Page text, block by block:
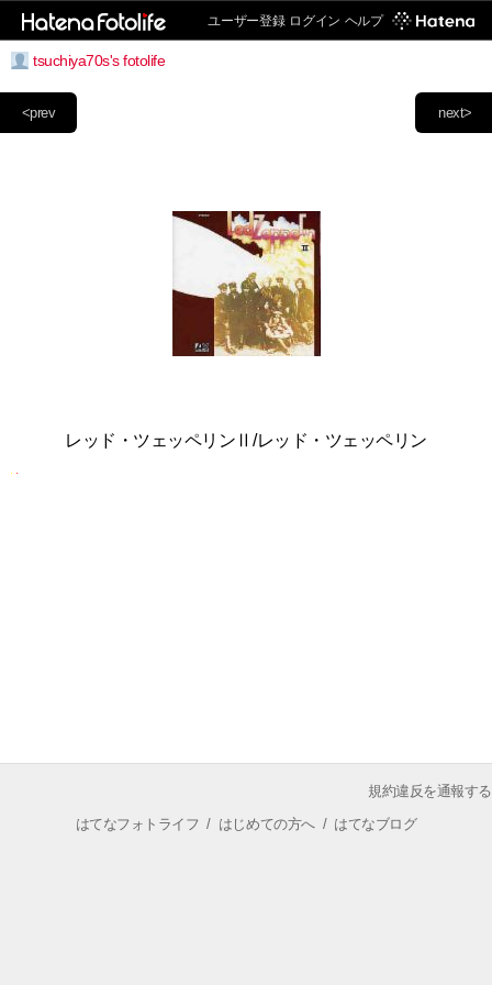
ユーザー登録 ログイン ヘルプ
tsuchiya70s's fotolife
next>
<prev
レッド・ツェッペリンⅡ/レッド・ツェッペリン
規約違反を通報する
はてなフォトライフ / はじめての方へ/ はてなブログ